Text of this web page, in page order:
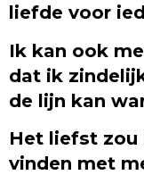
liefde voor
Ik kan ook
dat ik
de lijn kan
Het liefst zou
vinden met